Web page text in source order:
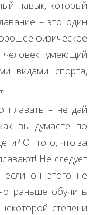
навык, который
– это один
физическое
человек, умеющий
видами спорта,
плавать – не дай
вы думаете по
От того, что за
Не следует
если он этого не
раньше обучить
степени